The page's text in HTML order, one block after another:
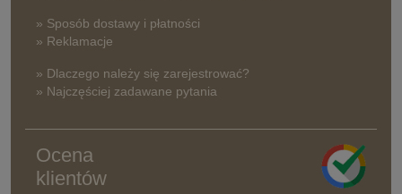
» Sposób dostawy i płatności
» Reklamacje
» Dlaczego należy się zarejestrować?
» Najczęściej zadawane pytania
Ocena
klientów